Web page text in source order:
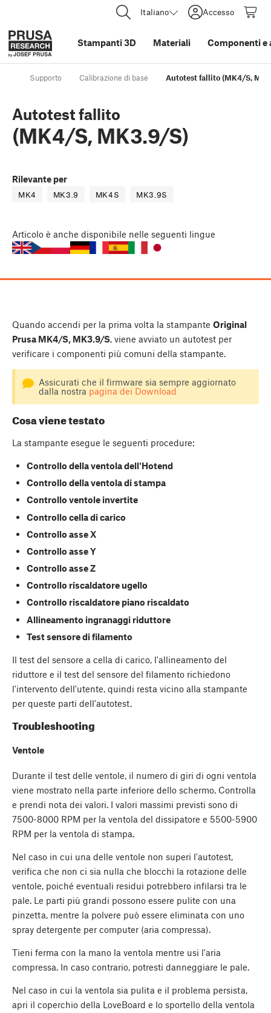
Italiano Accesso
Stampanti 3D Materiali Componenti e
Supporto Calibrazione di base Autotest fallito (MK4/S,
Autotest fallito
(MK4/S, MK3.9/S)
Rilevante per
MK4 MK3.9 MK4S MK3.9S
Articolo è anche disponibile nelle seguenti lingue
Quando accendi per la prima volta la stampante Original
Prusa MK4/S, MK3.9/S, viene avviato un autotest per
verificare i componenti più comuni della stampante.
Assicurati che il firmware sia sempre aggiornato
dalla nostra pagina dei Download
Cosa viene testato
La stampante esegue le seguenti procedure:
Controllo della ventola dell'Hotend
Controllo della ventola di stampa
Controllo ventole invertite
Controllo cella di carico
Controllo asse X
Controllo asse Y
Controllo asse Z
Controllo riscaldatore ugello
Controllo riscaldatore piano riscaldato
Allineamento ingranaggi riduttore
Test sensore di filamento
Il test del sensore a cella di carico, l'allineamento del
riduttore e il test del sensore del filamento richiedono
l'intervento dell'utente, quindi resta vicino alla stampante
per queste parti dell'autotest.
Troubleshooting
Ventole
Durante il test delle ventole, il numero di giri di ogni ventola
viene mostrato nella parte inferiore dello schermo. Controlla
e prendi nota dei valori. I valori massimi previsti sono di
7500-8000 RPM per la ventola del dissipatore e 5500-5900
RPM per la ventola di stampa.
Nel caso in cui una delle ventole non superi l'autotest,
verifica che non ci sia nulla che blocchi la rotazione delle
ventole, poiché eventuali residui potrebbero infilarsi tra le
pale. Le parti più grandi possono essere pulite con una
pinzetta, mentre la polvere può essere eliminata con uno
spray detergente per computer (aria compressa).
Tieni ferma con la mano la ventola mentre usi l'aria
compressa. In caso contrario, potresti danneggiare le pale.
Nel caso in cui la ventola sia pulita e il problema persista,
apri il coperchio della LoveBoard e lo sportello della ventola